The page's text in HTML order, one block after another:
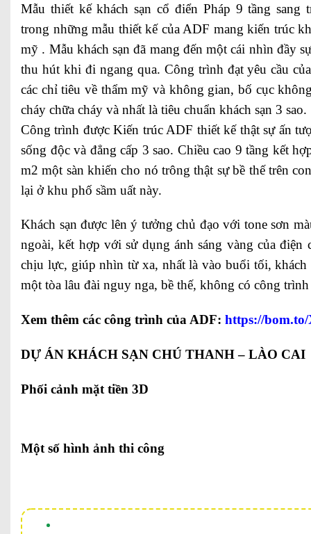
Mẫu thiết kế khách sạn cổ điển Pháp 9 tầng
trong những mẫu thiết kế của ADF mang kiến trúc
mỹ . Mẫu khách sạn đã mang đến một cái nhìn đầy
thu hút khi đi ngang qua. Công trình đạt yêu cầu
các chỉ tiêu về thẩm mỹ và không gian, bố cục
cháy chữa cháy và nhất là tiêu chuẩn khách sạn 3 sao.
Công trình được Kiến trúc ADF thiết kế thật sự ấn
sống độc và đẳng cấp 3 sao. Chiều cao 9 tầng kết
m2 một sàn khiến cho nó trông thật sự bề thế trên
lại ở khu phố sầm uất này.
Khách sạn được lên ý tưởng chủ đạo với tone sơn
ngoài, kết hợp với sử dụng ánh sáng vàng của điện
chịu lực, giúp nhìn từ xa, nhất là vào buổi tối, khách
một tòa lâu đài nguy nga, bề thế, không có công
Xem thêm các công trình của ADF: https://
DỰ ÁN KHÁCH SẠN CHÚ THANH – LÀO CAI
Phối cảnh mặt tiền 3D
Một số hình ảnh thi công